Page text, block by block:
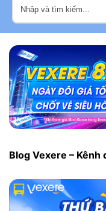
Blog Vexere – Kênh